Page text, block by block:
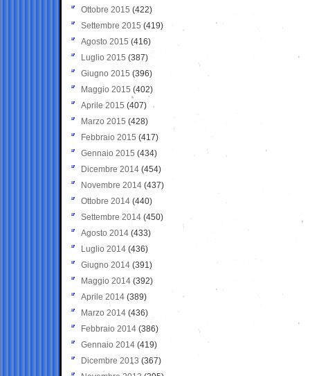
Ottobre 2015 (422)
Settembre 2015 (419)
Agosto 2015 (416)
Luglio 2015 (387)
Giugno 2015 (396)
Maggio 2015 (402)
Aprile 2015 (407)
Marzo 2015 (428)
Febbraio 2015 (417)
Gennaio 2015 (434)
Dicembre 2014 (454)
Novembre 2014 (437)
Ottobre 2014 (440)
Settembre 2014 (450)
Agosto 2014 (433)
Luglio 2014 (436)
Giugno 2014 (391)
Maggio 2014 (392)
Aprile 2014 (389)
Marzo 2014 (436)
Febbraio 2014 (386)
Gennaio 2014 (419)
Dicembre 2013 (367)